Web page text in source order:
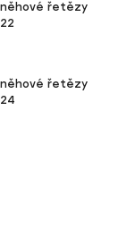
řetězy
řetězy